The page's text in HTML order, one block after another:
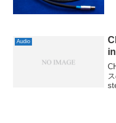
Audio